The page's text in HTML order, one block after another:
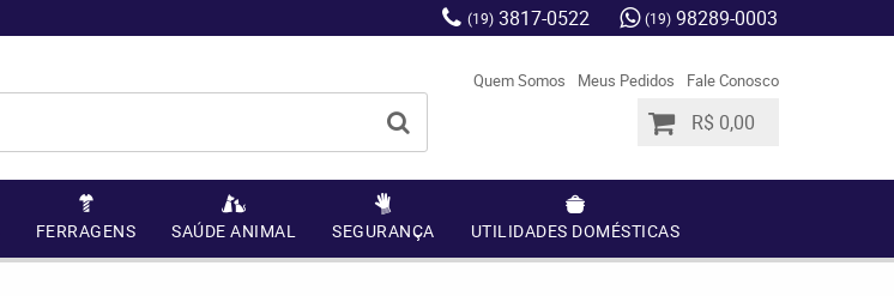
(19) 3817-0522 (19) 98289-0003
Quem Somos Meus Pedidos Fale Conosco
R$ 0,00
FERRAGENS SAÚDE ANIMAL SEGURANÇA UTILIDADES DOMÉSTICAS